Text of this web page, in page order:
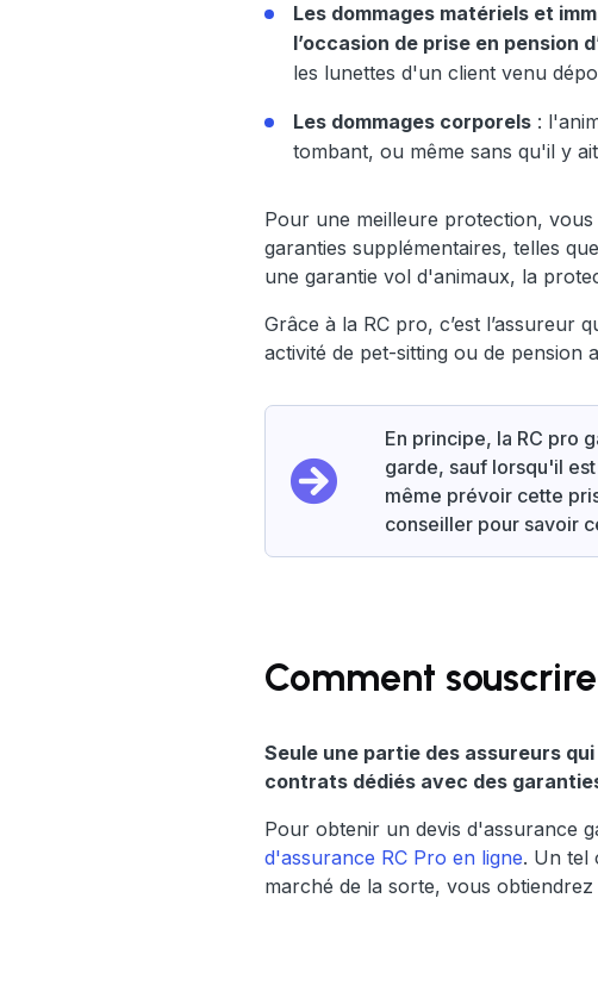
Les dommages matériels et
l’occasion de prise en pension
les lunettes d'un client venu
Les dommages corporels :
tombant, ou même sans qu'il y
Pour une meilleure protection,
garanties supplémentaires, telles
une garantie vol d'animaux, la
Grâce à la RC pro, c’est l’assureur
activité de pet-sitting ou de pension
En principe, la RC pro
garde, sauf lorsqu'il
même prévoir cette
conseiller pour savoir
Comment
Seule une partie des assureurs
contrats dédiés avec des
Pour obtenir un devis d'assurance
d'assurance RC Pro en ligne. Un tel
marché de la sorte, vous